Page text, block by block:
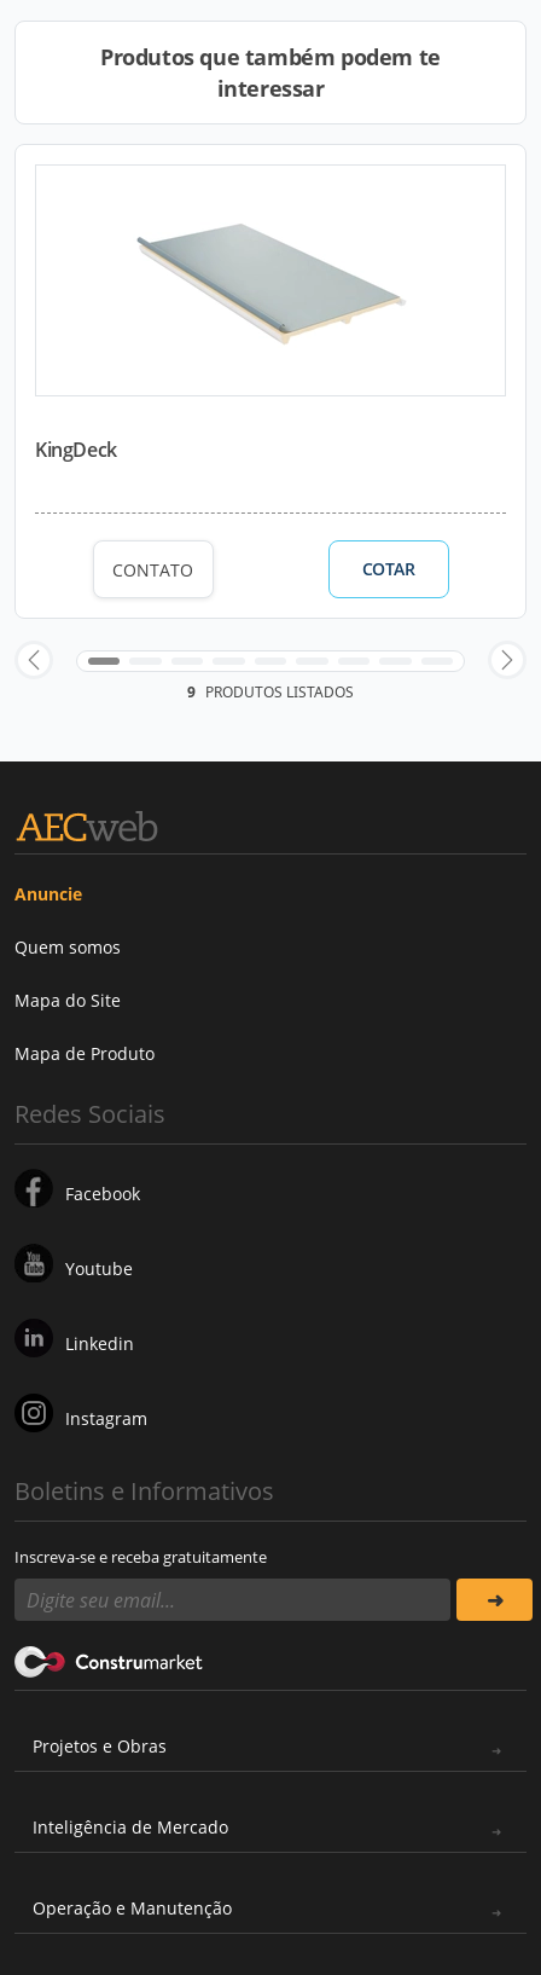
Produtos que também podem te
interessar
KingDeck
CONTATO COTAR
9 PRODUTOS LISTADOS
Anuncie
Quem somos
Mapa do Site
Mapa de Produto
Redes Sociais
Facebook
Youtube
Linkedin
Instagram
Boletins e Informativos
Inscreva-se e receba gratuitamente
Projetos e Obras
Inteligência de Mercado
Operação e Manutenção